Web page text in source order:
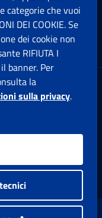
21
finestrafinestra
una nuova
Apre una
Instagram:
categorie che vuoi
DEI COOKIE. Se
dei cookie non
RIFIUTA I
banner. Per
la
sulla privacy.